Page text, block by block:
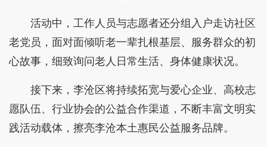
活动中，工作人员与志愿者还分组入户走访社区
老党员，面对面倾听老一辈扎根基层、服务群众的初
心故事，细致询问老人日常生活、身体健康状况。
接下来，李沧区将持续拓宽与爱心企业、高校志
愿队伍、行业协会的公益合作渠道，不断丰富文明实
践活动载体，擦亮李沧本土惠民公益服务品牌。